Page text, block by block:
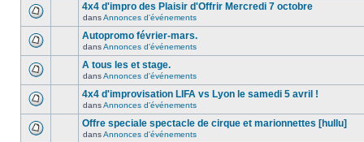
4x4 d'impro des Plaisir d'Offrir Mercredi 7 octobre
dansAnnonces d'événements
Autopromo février-mars.
dansAnnonces d'événements
A tous les et stage.
dansAnnonces d'événements
4x4 d'improvisation LIFA vs Lyon le samedi 5 avril !
dansAnnonces d'événements
Offre speciale spectacle de cirque et marionnettes [hullu]
dansAnnonces d'événements